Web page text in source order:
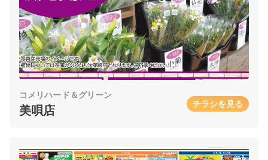
コメリハード＆グリーン
美唄店 チラシを見る